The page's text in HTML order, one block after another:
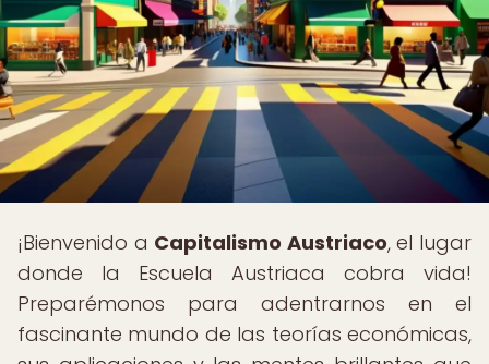
¡Bienvenido a Capitalismo Austriaco, el lugar
donde la Escuela Austriaca cobra vida!
Preparémonos para adentrarnos en el
fascinante mundo de las teorías económicas,